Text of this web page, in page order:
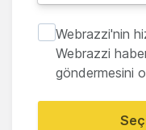
Webrazzi'nin
Webrazzi
göndermesini